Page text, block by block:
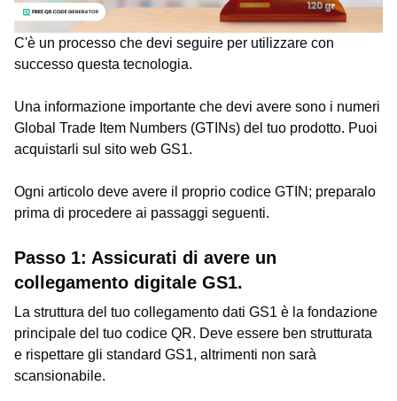
C'è un processo che devi seguire per utilizzare con
successo questa tecnologia.
Una informazione importante che devi avere sono i numeri
Global Trade Item Numbers (GTINs) del tuo prodotto. Puoi
acquistarli sul sito web GS1.
Ogni articolo deve avere il proprio codice GTIN; preparalo
prima di procedere ai passaggi seguenti.
Passo 1: Assicurati di avere un
collegamento digitale GS1.
La struttura del tuo collegamento dati GS1 è la fondazione
principale del tuo codice QR. Deve essere ben strutturata
e rispettare gli standard GS1, altrimenti non sarà
scansionabile.